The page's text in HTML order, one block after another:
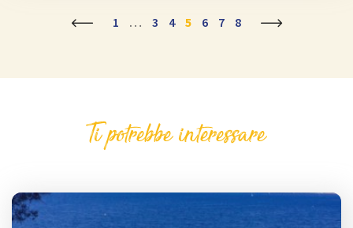
1 … 3 4 5 6 7 8
Ti potrebbe interessare